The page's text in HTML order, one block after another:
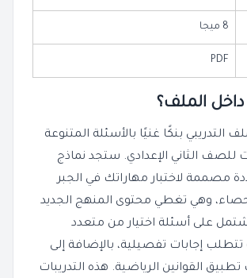
8 ميجا
PDF
الملف؟
التدريبي بنكًا غنيًا بالأسئلة المتنوعة
للصف الثاني الإعدادي. ستجد نماذج
مصممة لاختبار مهاراتك في الجبر
وهي تغطي محتوى المنهج الجديد
يشتمل على أسئلة اختيار من متعدد
تتطلب إجابات تفصيلية، بالإضافة إلى
القوانين الرياضية. هذه التدريبات